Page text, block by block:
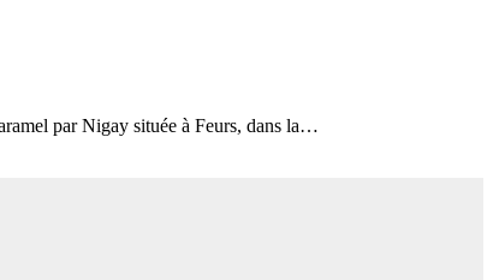
par Nigay située à Feurs, dans la…